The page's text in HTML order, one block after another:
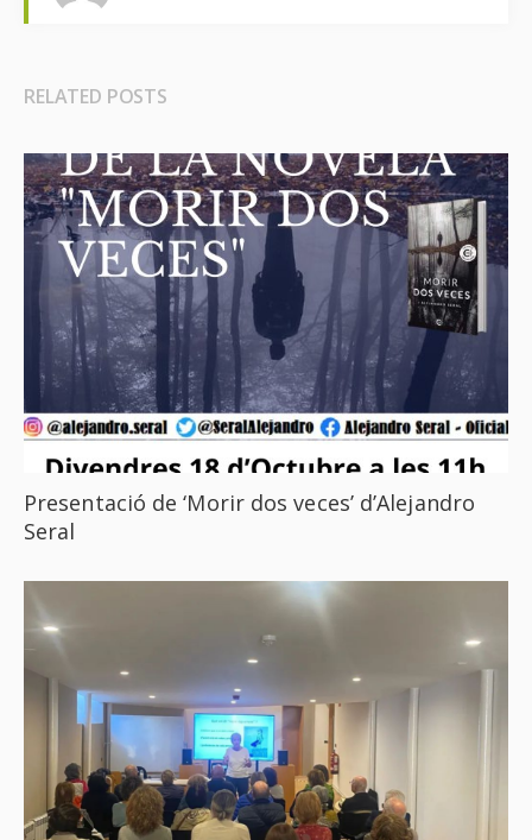
RELATED POSTS
Presentació de ‘Morir dos veces’ d’Alejandro
Seral